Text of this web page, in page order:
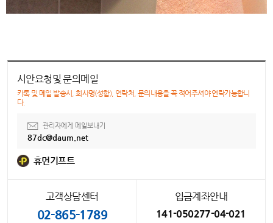
시안요청및 문의메일
카톡 및 메일 발송시, 회사명(성함), 연락처, 문의내용을 꼭 적어주셔야 연락가능합니
다.
관리자에게 메일보내기
87dc@daum.net
휴먼기프트
고객상담센터
02-865-1789
입금계좌안내
141-050277-04-021